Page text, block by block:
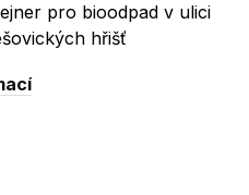
pro bioodpad v ulici
hřišť